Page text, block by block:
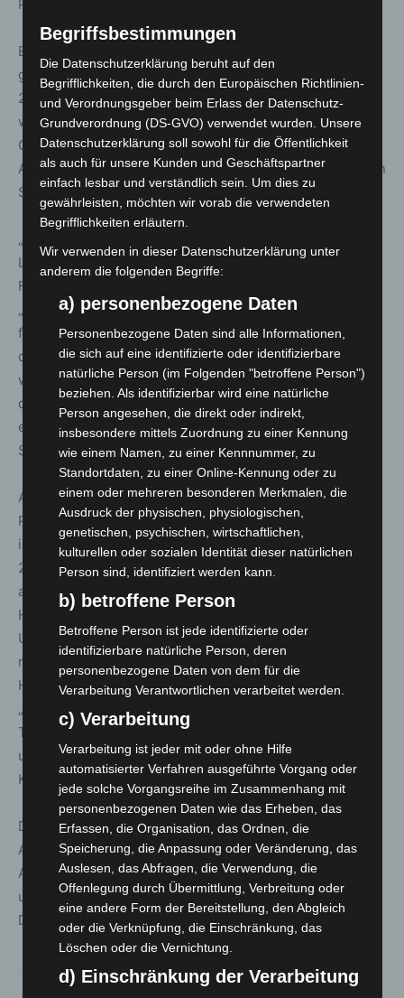
Preis von Suzuka gestartet werden kann.
Ebenfalls weite Wege sind beim dritten Triple Header zu
gehen: die erste Station ist der Große Preis der USA am
24. Oktober 2021 in Austin, Texas. Von dort geht der Weg
weiter nach Mexiko-Stadt, wo am 31. Oktober 2021 der
Große Preis von Mexiko ausgetragen wird.
Abgeschlossen wird der Triple Header am 7. November in
São Paulo in Brasilien.
„Bei einem interkontinentalen Triple Header kommt die
Logistik an die Grenzen des Machbaren“, erklärt Paul
Fowler, Global Motorsport Head, DHL Global Forwarding.
„Schon während des Rennens, bevor die karierte Flagge
fällt, beginnen die ersten Kollegen mit dem Abbau und
dem Verladen des Equipments.“ Besonders schwierig
wird die Aufgabe für die Logistiker, wenn während der
drei Wochen eines Triple Headers Teile aus- und wieder
eingeflogen werden müssen, etwa zur Überprüfung in
Speziallabors, die überall auf der Welt ihren Sitz haben.
Auch neue Events wie der erneut ins Formel 1®-
Programm aufgenommene Große Preis der Niederlande
in Zandvoort und der Große Preis von Saudi Arabien, der
2021 auf einem neuen Stadtkurs in Dschidda
ausgetragen wird, stellen die Logistiker vor
Herausforderungen. Damit in einer ungewohnten
Umgebung jeder Handgriff sitzt, erkunden Scouts die
neuen Strecken. Für Paul Fowler liegt gerade in diesen
Herausforderungen der Reiz an der Motorsportlogistik:
„Hinter den Kulissen geben wir alles dafür, damit die
Teams und Fahrer Höchstleistungen erbringen können
und die Rennsport-Fans überall auf der Welt auf ihre
Kosten kommen.“
DHL wird auch in dieser Saison mit dem DHL Fastest Lap
Award und dem DHL Fastest Pit Stop Award zwei
Auszeichnungen für besondere Leistungen von Fahrern
und Teams ausloben, die am Finaltag der Saison in Abu
Dhabi den Siegern übergeben werden.
Begriffsbestimmungen
Die Datenschutzerklärung beruht auf den
Begrifflichkeiten, die durch den Europäischen Richtlinien-
und Verordnungsgeber beim Erlass der Datenschutz-
Grundverordnung (DS-GVO) verwendet wurden. Unsere
Datenschutzerklärung soll sowohl für die Öffentlichkeit
als auch für unsere Kunden und Geschäftspartner
einfach lesbar und verständlich sein. Um dies zu
gewährleisten, möchten wir vorab die verwendeten
Begrifflichkeiten erläutern.
Wir verwenden in dieser Datenschutzerklärung unter
anderem die folgenden Begriffe:
a) personenbezogene Daten
Personenbezogene Daten sind alle Informationen,
die sich auf eine identifizierte oder identifizierbare
natürliche Person (im Folgenden "betroffene Person")
beziehen. Als identifizierbar wird eine natürliche
Person angesehen, die direkt oder indirekt,
insbesondere mittels Zuordnung zu einer Kennung
wie einem Namen, zu einer Kennnummer, zu
Standortdaten, zu einer Online-Kennung oder zu
einem oder mehreren besonderen Merkmalen, die
Ausdruck der physischen, physiologischen,
genetischen, psychischen, wirtschaftlichen,
kulturellen oder sozialen Identität dieser natürlichen
Person sind, identifiziert werden kann.
b) betroffene Person
Betroffene Person ist jede identifizierte oder
identifizierbare natürliche Person, deren
personenbezogene Daten von dem für die
Verarbeitung Verantwortlichen verarbeitet werden.
c) Verarbeitung
Verarbeitung ist jeder mit oder ohne Hilfe
automatisierter Verfahren ausgeführte Vorgang oder
jede solche Vorgangsreihe im Zusammenhang mit
personenbezogenen Daten wie das Erheben, das
Erfassen, die Organisation, das Ordnen, die
Speicherung, die Anpassung oder Veränderung, das
Auslesen, das Abfragen, die Verwendung, die
Offenlegung durch Übermittlung, Verbreitung oder
eine andere Form der Bereitstellung, den Abgleich
oder die Verknüpfung, die Einschränkung, das
Löschen oder die Vernichtung.
d) Einschränkung der Verarbeitung